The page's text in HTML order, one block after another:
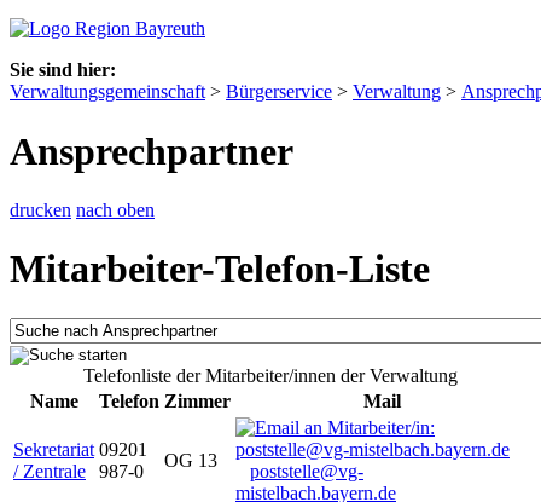
Sie sind hier:
Verwaltungsgemeinschaft > Bürgerservice > Verwaltung >
Ansprechpartner
drucken nach oben
Mitarbeiter-Telefon-Liste
Telefonliste der Mitarbeiter/innen der Verwaltung
Name
Telefon Zimmer Mail
Sekretariat
/ Zentrale
09201
987-0
OG 13
poststelle@vg-
mistelbach.bayern.de